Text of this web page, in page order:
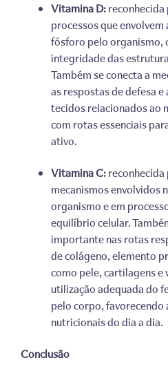
Vitamina D:
processos que
fósforo pelo organismo,
integridade das
Também se conecta a
as respostas de defesa
tecidos relacionados ao
com rotas essenciais
ativo.
Vitamina C:
mecanismos envolvidos
organismo e em
equilíbrio celular.
importante nas rotas
de colágeno, elemento
como pele, cartilagens e
utilização adequada do
pelo corpo, favorecendo
nutricionais do dia a dia.
Conclusão